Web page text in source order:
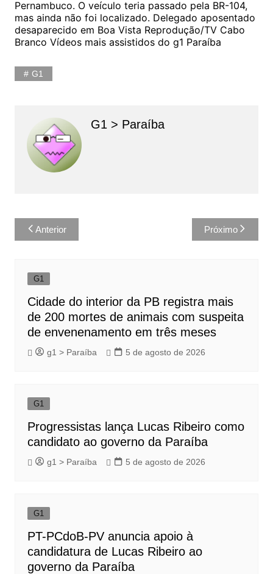
Pernambuco. O veículo teria passado pela BR-104,
mas ainda não foi localizado. Delegado aposentado
desaparecido em Boa Vista Reprodução/TV Cabo
Branco Vídeos mais assistidos do g1 Paraíba
G1
G1 > Paraíba
Navegação
de
Anterior Próximo
G1
Cidade do interior da PB registra mais
de 200 mortes de animais com suspeita
de envenenamento em três meses
g1 > Paraíba 5 de agosto de 2026
G1
Progressistas lança Lucas Ribeiro como
candidato ao governo da Paraíba
g1 > Paraíba 5 de agosto de 2026
G1
PT-PCdoB-PV anuncia apoio à
candidatura de Lucas Ribeiro ao
governo da Paraíba